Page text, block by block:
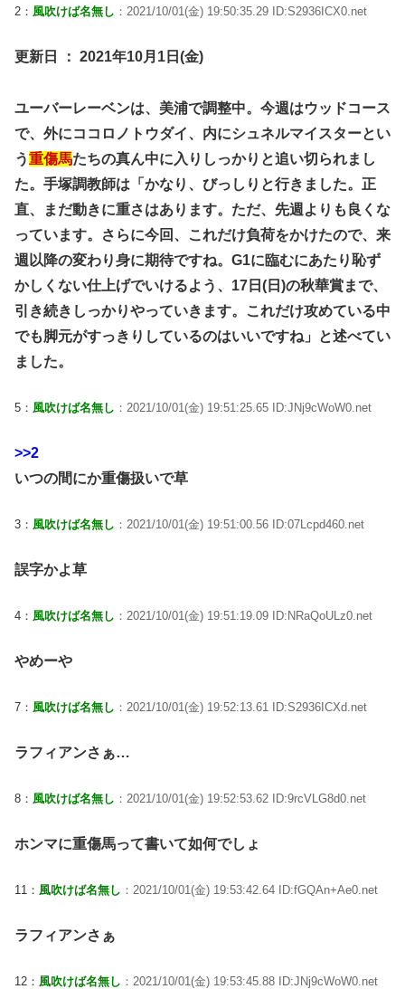
2： 風吹けば名無し ：2021/10/01(金) 19:50:35.29 ID:S2936ICX0.net
更新日 ： 2021年10月1日(金)
ユーバーレーベンは、美浦で調整中。今週はウッドコース
で、外にココロノトウダイ、内にシュネルマイスターとい
う重傷馬たちの真ん中に入りしっかりと追い切られまし
た。手塚調教師は「かなり、びっしりと行きました。正
直、まだ動きに重さはあります。ただ、先週よりも良くな
っています。さらに今回、これだけ負荷をかけたので、来
週以降の変わり身に期待ですね。G1に臨むにあたり恥ず
かしくない仕上げでいけるよう、17日(日)の秋華賞まで、
引き続きしっかりやっていきます。これだけ攻めている中
でも脚元がすっきりしているのはいいですね」と述べてい
ました。
5： 風吹けば名無し ：2021/10/01(金) 19:51:25.65 ID:JNj9cWoW0.net
>>2
いつの間にか重傷扱いで草
3： 風吹けば名無し ：2021/10/01(金) 19:51:00.56 ID:07Lcpd460.net
誤字かよ草
4： 風吹けば名無し ：2021/10/01(金) 19:51:19.09 ID:NRaQoULz0.net
やめーや
7： 風吹けば名無し ：2021/10/01(金) 19:52:13.61 ID:S2936ICXd.net
ラフィアンさぁ…
8： 風吹けば名無し ：2021/10/01(金) 19:52:53.62 ID:9rcVLG8d0.net
ホンマに重傷馬って書いて如何でしょ
11： 風吹けば名無し ：2021/10/01(金) 19:53:42.64 ID:fGQAn+Ae0.net
ラフィアンさぁ
12： 風吹けば名無し ：2021/10/01(金) 19:53:45.88 ID:JNj9cWoW0.net